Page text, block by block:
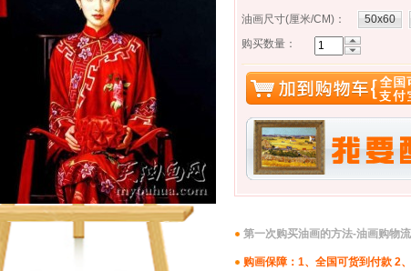
油画尺寸(厘米/CM) ： 50x60
购买数量：
第一次购买油画的方法-油画购物
购画保障：1、全国可货到付款 2